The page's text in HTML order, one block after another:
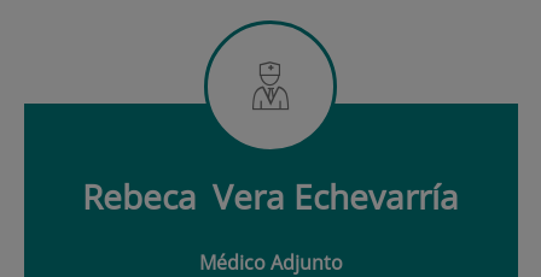
Rebeca Vera Echevarría
Médico Adjunto